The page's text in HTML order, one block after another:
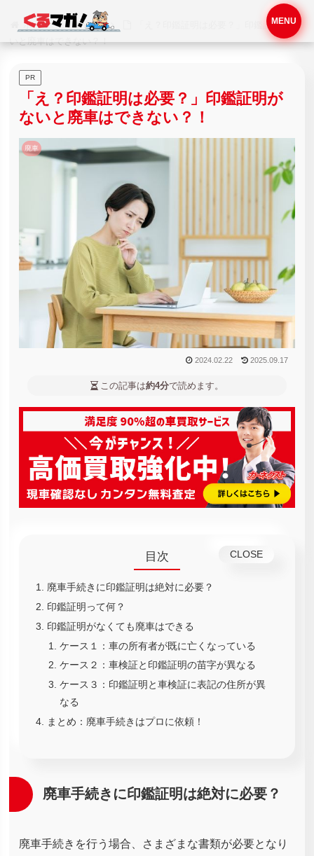
ホーム 廃車
「え？印鑑証明は必要？」印鑑証明がな
いと廃車はできない？！
PR
「え？印鑑証明は必要？」印鑑証明が
ないと廃車はできない？！
廃車
2024.02.22 2025.09.17
この記事は約4分で読めます。
目次
廃車手続きに印鑑証明は絶対に必要？
印鑑証明って何？
印鑑証明がなくても廃車はできる
ケース１：車の所有者が既に亡くなっている
ケース２：車検証と印鑑証明の苗字が異なる
ケース３：印鑑証明と車検証に表記の住所が異
なる
まとめ：廃車手続きはプロに依頼！
廃車手続きに印鑑証明は絶対に必要？
廃車手続きを行う場合、さまざまな書類が必要となり
MENU